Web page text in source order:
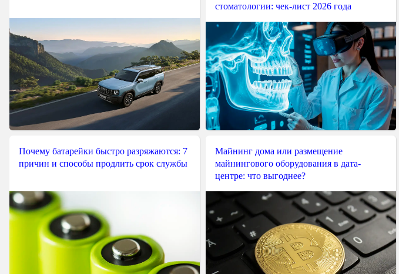
стоматологии: чек-лист 2026 года
Почему батарейки быстро разряжаются: 7
причин и способы продлить срок службы
Майнинг дома или размещение
майнингового оборудования в дата-
центре: что выгоднее?